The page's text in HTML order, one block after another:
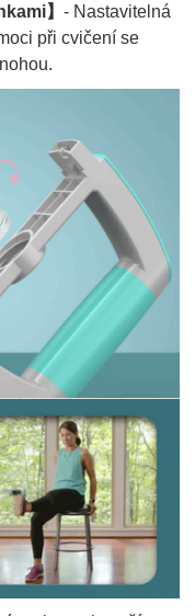
】- Nastavitelná
při cvičení se